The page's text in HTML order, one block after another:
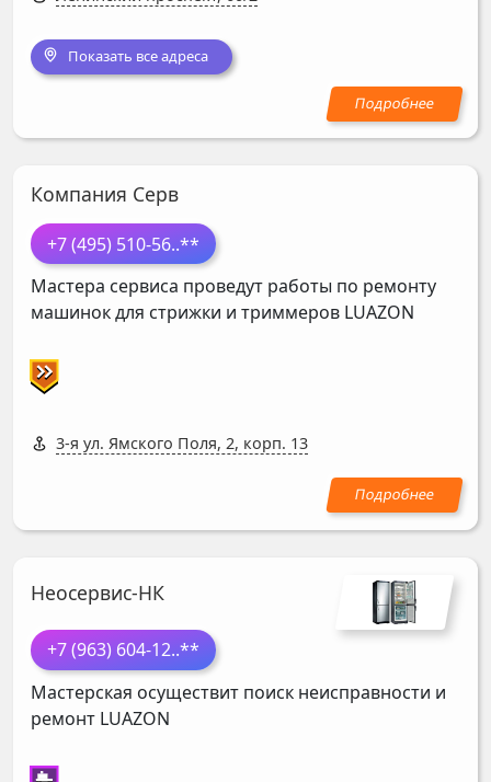
Показать все адреса
Компания Серв
+7 (495) 510-56..**
Мастера сервиса проведут работы по ремонту
машинок для стрижки и триммеров LUAZON
3-я ул. Ямского Поля, 2, корп. 13
Неосервис-НК
+7 (963) 604-12..**
Мастерская осуществит поиск неисправности и
ремонт LUAZON